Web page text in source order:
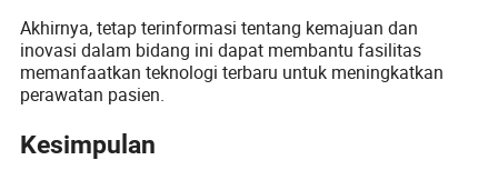
Akhirnya, tetap terinformasi tentang kemajuan dan
inovasi dalam bidang ini dapat membantu fasilitas
memanfaatkan teknologi terbaru untuk meningkatkan
perawatan pasien.
Kesimpulan